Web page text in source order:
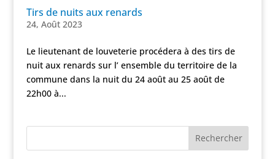
Tirs de nuits aux renards
24, Août 2023
Le lieutenant de louveterie procédera à des tirs de
nuit aux renards sur l’ ensemble du territoire de la
commune dans la nuit du 24 août au 25 août de
22h00 à...